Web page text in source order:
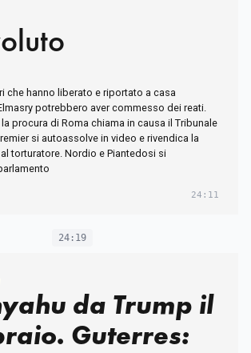
che hanno liberato e riportato a casa
potrebbero aver commesso dei reati.
procura di Roma chiama in causa il Tribunale
si autoassolve in video e rivendica la
torturatore. Nordio e Piantedosi si
24:11
24:19
da Trump il
Guterres: